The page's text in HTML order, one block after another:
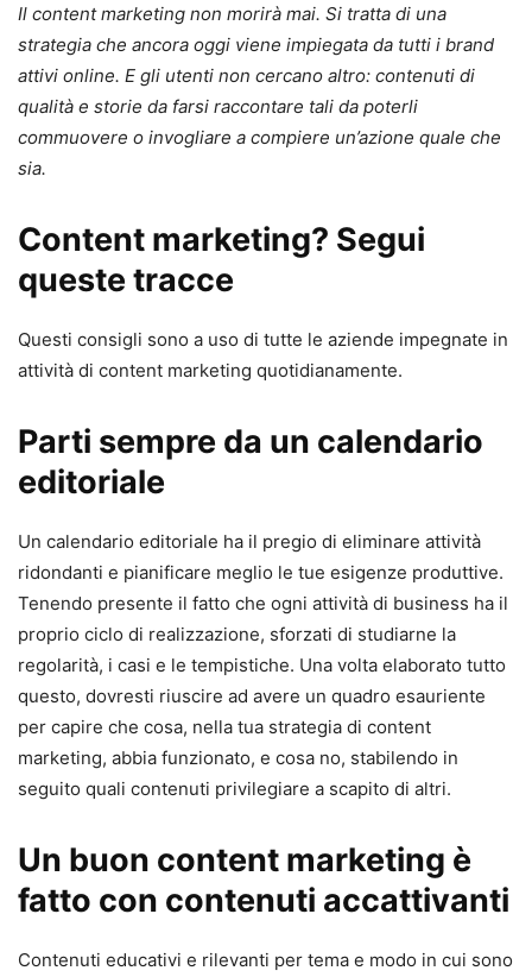
Il content marketing non morirà mai. Si tratta di una
strategia che ancora oggi viene impiegata da tutti i brand
attivi online. E gli utenti non cercano altro: contenuti di
qualità e storie da farsi raccontare tali da poterli
commuovere o invogliare a compiere un’azione quale che
sia.
Content marketing? Segui
queste tracce
Questi consigli sono a uso di tutte le aziende impegnate in
attività di content marketing quotidianamente.
Parti sempre da un calendario
editoriale
Un calendario editoriale ha il pregio di eliminare attività
ridondanti e pianificare meglio le tue esigenze produttive.
Tenendo presente il fatto che ogni attività di business ha il
proprio ciclo di realizzazione, sforzati di studiarne la
regolarità, i casi e le tempistiche. Una volta elaborato tutto
questo, dovresti riuscire ad avere un quadro esauriente
per capire che cosa, nella tua strategia di content
marketing, abbia funzionato, e cosa no, stabilendo in
seguito quali contenuti privilegiare a scapito di altri.
Un buon content marketing è
fatto con contenuti accattivanti
Contenuti educativi e rilevanti per tema e modo in cui sono